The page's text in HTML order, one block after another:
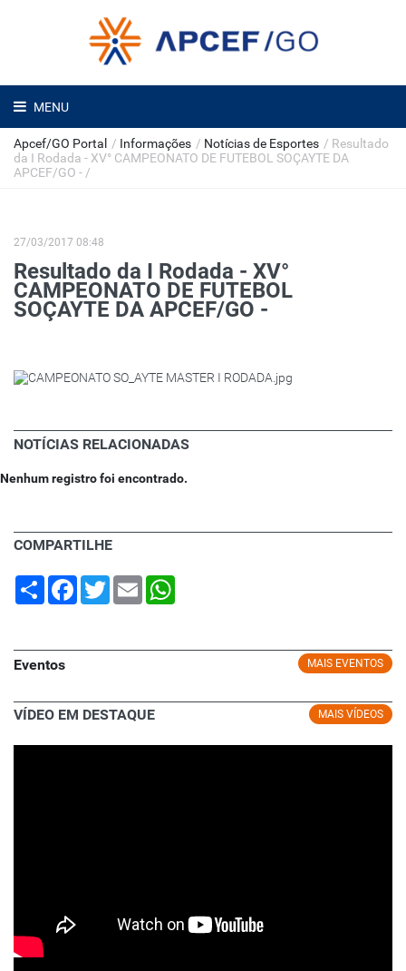
MENU
Apcef/GO Portal / Informações / Notícias de Esportes / Resultado
da I Rodada - XV° CAMPEONATO DE FUTEBOL SOÇAYTE DA
APCEF/GO - /
27/03/2017 08:48
Resultado da I Rodada - XV°
CAMPEONATO DE FUTEBOL
SOÇAYTE DA APCEF/GO -
NOTÍCIAS RELACIONADAS
Nenhum registro foi encontrado.
COMPARTILHE
Share Facebook
TwitterEmail
MAIS EVENTOS
Eventos
MAIS VÍDEOS
VÍDEO EM DESTAQUE